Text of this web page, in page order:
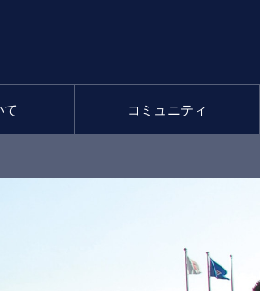
て コミュニティ